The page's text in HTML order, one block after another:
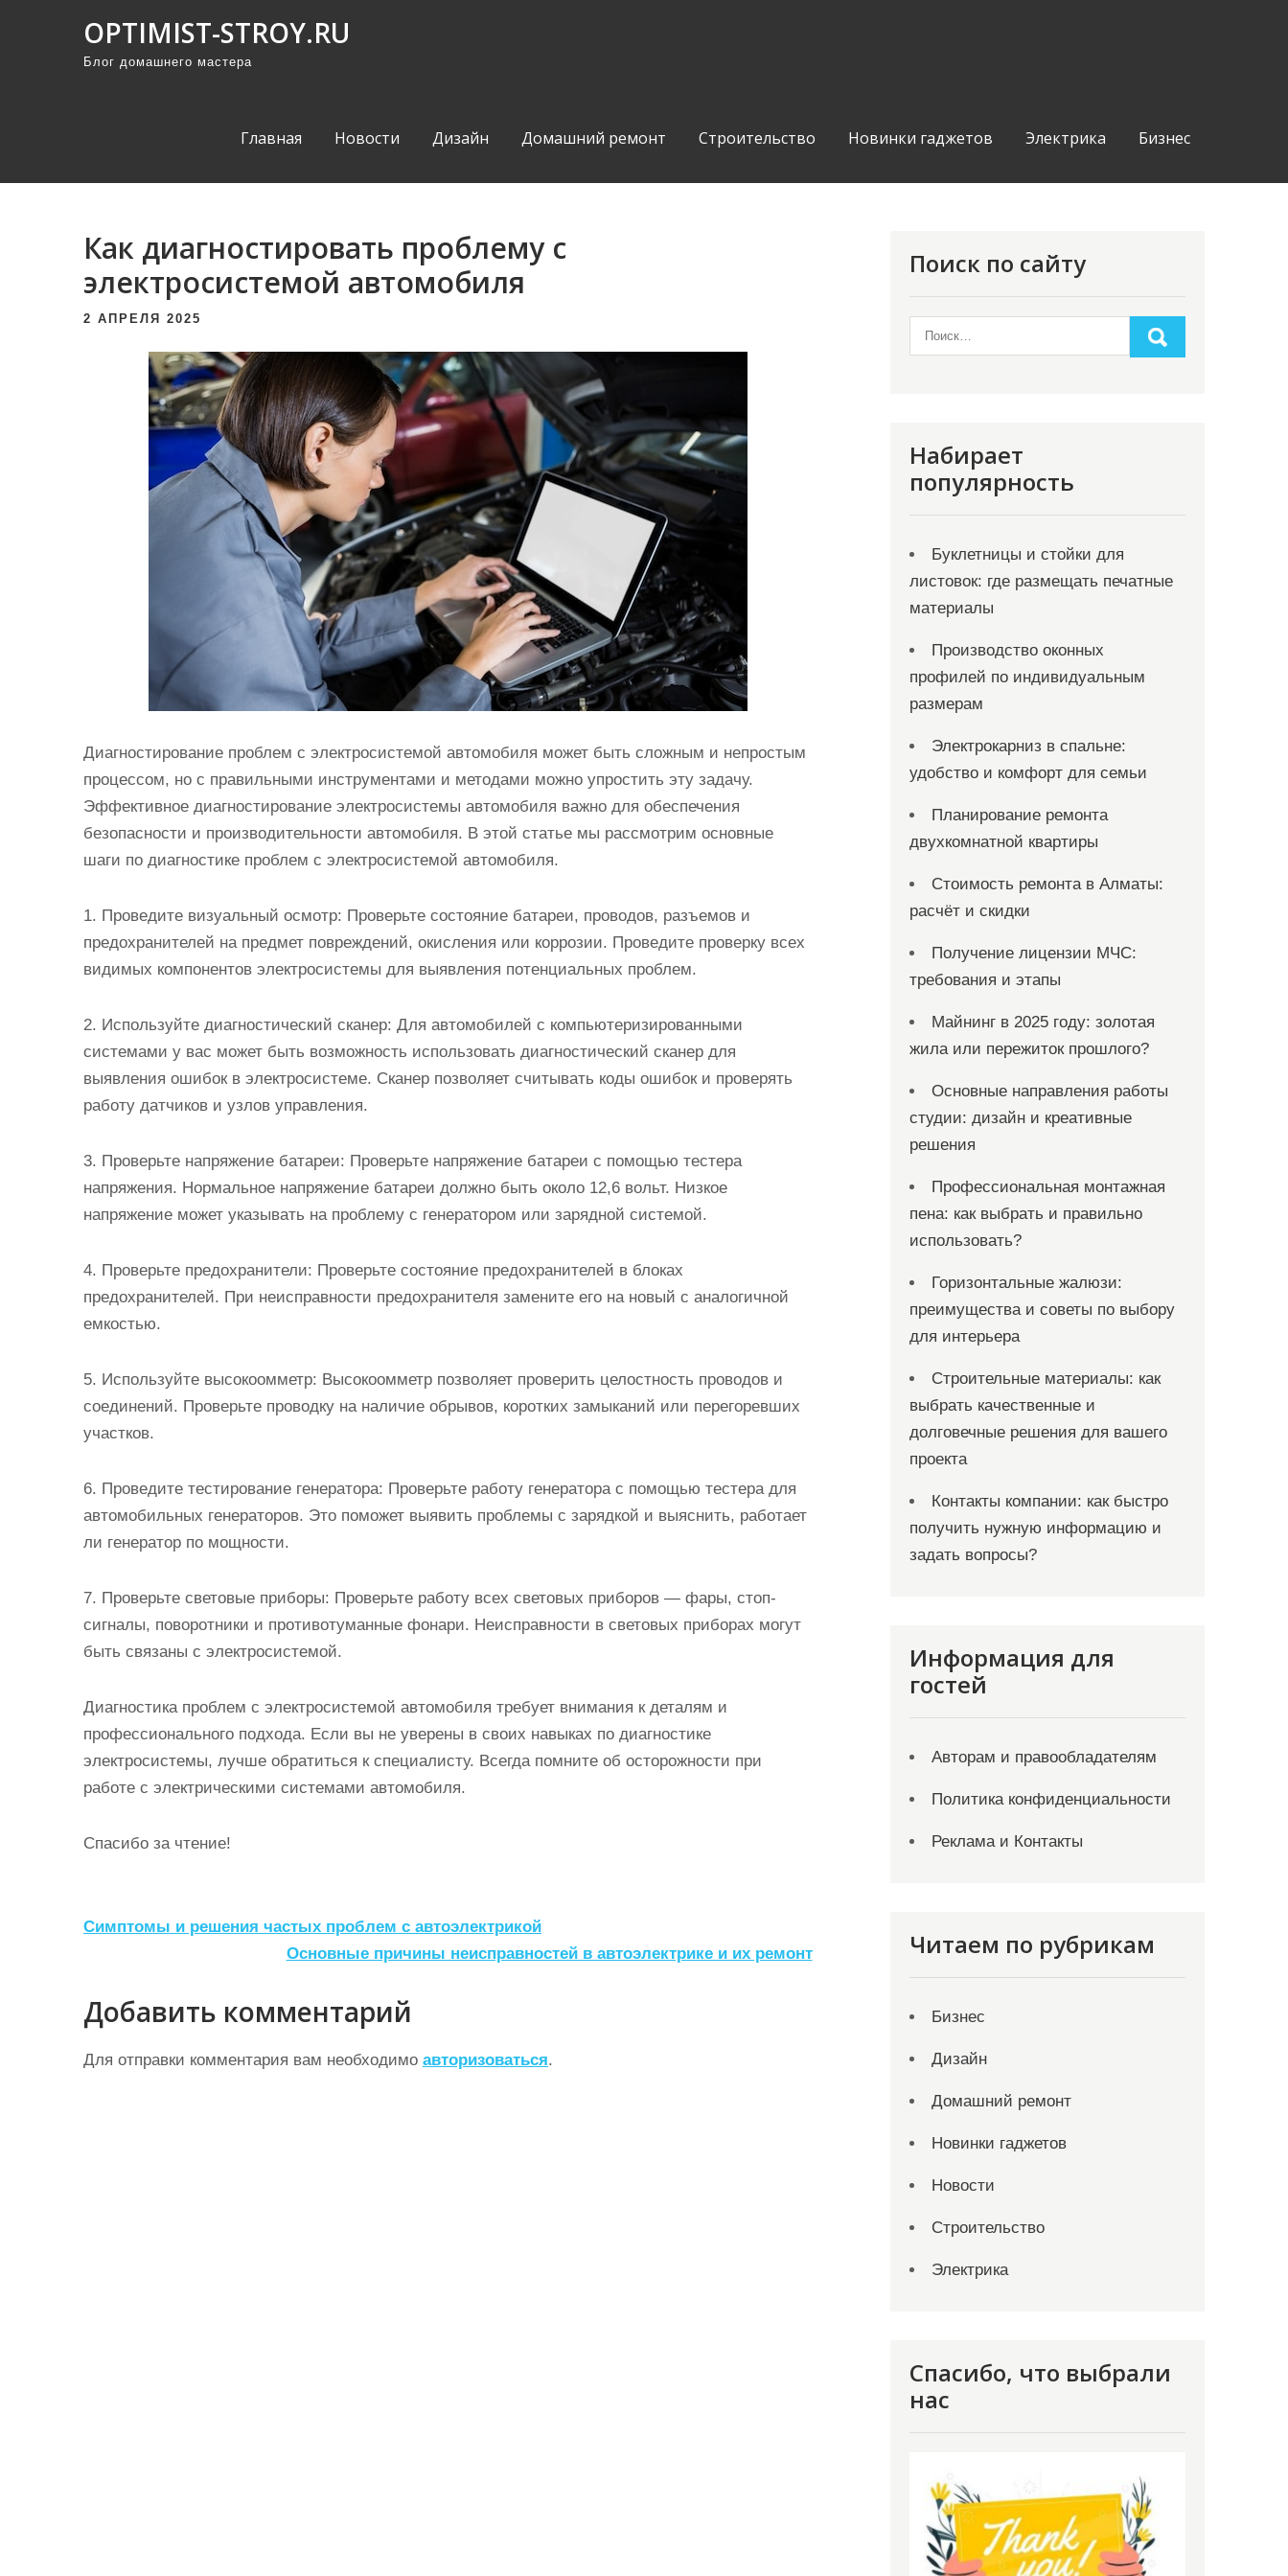
OPTIMIST-STROY.RU
Блог домашнего мастера
Главная Новости Дизайн Домашний ремонт Строительство Новинки гаджетов Электрика Бизнес
Как диагностировать проблему с
электросистемой автомобиля
2 АПРЕЛЯ 2025
Диагностирование проблем с электросистемой автомобиля может быть сложным и непростым
процессом, но с правильными инструментами и методами можно упростить эту задачу.
Эффективное диагностирование электросистемы автомобиля важно для обеспечения
безопасности и производительности автомобиля. В этой статье мы рассмотрим основные
шаги по диагностике проблем с электросистемой автомобиля.
1. Проведите визуальный осмотр: Проверьте состояние батареи, проводов, разъемов и
предохранителей на предмет повреждений, окисления или коррозии. Проведите проверку всех
видимых компонентов электросистемы для выявления потенциальных проблем.
2. Используйте диагностический сканер: Для автомобилей с компьютеризированными
системами у вас может быть возможность использовать диагностический сканер для
выявления ошибок в электросистеме. Сканер позволяет считывать коды ошибок и проверять
работу датчиков и узлов управления.
3. Проверьте напряжение батареи: Проверьте напряжение батареи с помощью тестера
напряжения. Нормальное напряжение батареи должно быть около 12,6 вольт. Низкое
напряжение может указывать на проблему с генератором или зарядной системой.
4. Проверьте предохранители: Проверьте состояние предохранителей в блоках
предохранителей. При неисправности предохранителя замените его на новый с аналогичной
емкостью.
5. Используйте высокоомметр: Высокоомметр позволяет проверить целостность проводов и
соединений. Проверьте проводку на наличие обрывов, коротких замыканий или перегоревших
участков.
6. Проведите тестирование генератора: Проверьте работу генератора с помощью тестера для
автомобильных генераторов. Это поможет выявить проблемы с зарядкой и выяснить, работает
ли генератор по мощности.
7. Проверьте световые приборы: Проверьте работу всех световых приборов — фары, стоп-
сигналы, поворотники и противотуманные фонари. Неисправности в световых приборах могут
быть связаны с электросистемой.
Диагностика проблем с электросистемой автомобиля требует внимания к деталям и
профессионального подхода. Если вы не уверены в своих навыках по диагностике
электросистемы, лучше обратиться к специалисту. Всегда помните об осторожности при
работе с электрическими системами автомобиля.
Спасибо за чтение!
Н
в
и
г
Симптомы и решения частых проблем с автоэлектрикой
Основные причины неисправностей в автоэлектрике и их ремонт
Добавить комментарий
Для отправки комментария вам необходимо авторизоваться.
Поиск по сайту
Набирает
популярность
Буклетницы и стойки для
листовок: где размещать печатные
материалы
Производство оконных
профилей по индивидуальным
размерам
Электрокарниз в спальне:
удобство и комфорт для семьи
Планирование ремонта
двухкомнатной квартиры
Стоимость ремонта в Алматы:
расчёт и скидки
Получение лицензии МЧС:
требования и этапы
Майнинг в 2025 году: золотая
жила или пережиток прошлого?
Основные направления работы
студии: дизайн и креативные
решения
Профессиональная монтажная
пена: как выбрать и правильно
использовать?
Горизонтальные жалюзи:
преимущества и советы по выбору
для интерьера
Строительные материалы: как
выбрать качественные и
долговечные решения для вашего
проекта
Контакты компании: как быстро
получить нужную информацию и
задать вопросы?
Информация для
гостей
Авторам и правообладателям
Политика конфиденциальности
Реклама и Контакты
Читаем по рубрикам
Бизнес
Дизайн
Домашний ремонт
Новинки гаджетов
Новости
Строительство
Электрика
Спасибо, что выбрали
нас